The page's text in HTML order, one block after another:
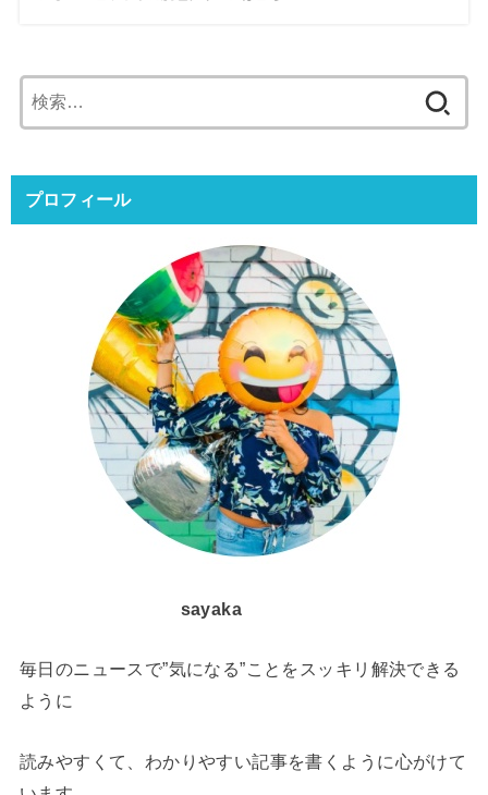
索:
プロフィール
sayaka
毎日のニュースで”気になる”ことをスッキリ解決できる
ように
読みやすくて、わかりやすい記事を書くように心がけて